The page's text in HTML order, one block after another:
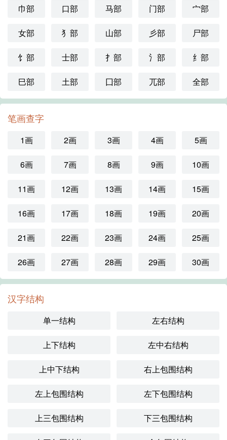
巾部 口部 马部 门部 宀部
女部 犭部 山部 彡部 尸部
饣部 士部 扌部 氵部 纟部
巳部 土部 囗部 兀部 全部
笔画查字
1画 2画 3画 4画 5画
6画 7画 8画 9画 10画
11画 12画 13画 14画 15画
16画 17画 18画 19画 20画
21画 22画 23画 24画 25画
26画 27画 28画 29画 30画
汉字结构
单一结构 左右结构
上下结构 左中右结构
上中下结构 右上包围结构
左上包围结构 左下包围结构
上三包围结构 下三包围结构